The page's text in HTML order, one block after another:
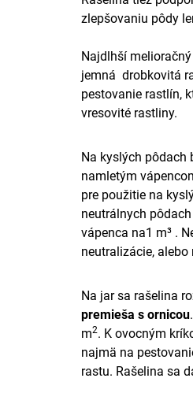
zlepšovaniu pôdy
Najdlhší
jemná drobkovitá
pestovanie rastlín,
vresovité rastliny.
Na kyslých pôdach
namletým
pre použitie na
neutrálnych
vápenca na1 m³ .
neutralizácie,
Na jar sa rašelina
premieša s ornicou
m2. K ovocným
najmä na
rastu. Rašelina sa